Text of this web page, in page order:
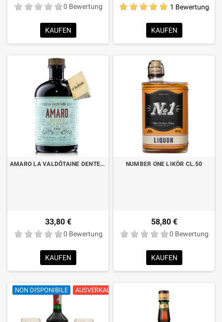
0 Bewertung
KAUFEN
1 Bewertung
KAUFEN
AMARO LA VALDÔTAINE DENTE DI LEONE LT.1
33,80 €
0 Bewertung
KAUFEN
NUMBER ONE LIKÖR CL.50
58,80 €
0 Bewertung
KAUFEN
NON DISPONIBILE AUSVERKAUFT